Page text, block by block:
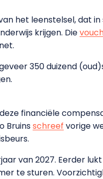
het leenstelsel, dat
krijgen. Die
350 duizend
financiële
Bruinsschreef vorige
van 2027. Eerder
te sturen.